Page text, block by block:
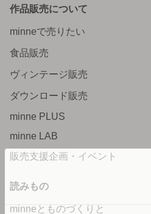
作品販売について
minneで売りたい
食品販売
ヴィンテージ販売
ダウンロード販売
minne PLUS
minne LAB
販売支援企画・イベント
読みもの
minneとものづくりと